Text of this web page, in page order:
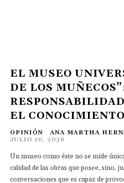
EL MUSEO
DE LOS
EL CONOCIMIENTO
OPINIÓN ANA MARTHA
JULIO 10, 2026
Un museo como éste no se mide
calidad de las obras que posee, sino,
conversaciones que es capaz de